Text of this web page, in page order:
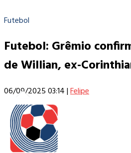
Futebol
Futebol: Grêmio
de Willian, ex-
06/09/2025 03:14|Felipe